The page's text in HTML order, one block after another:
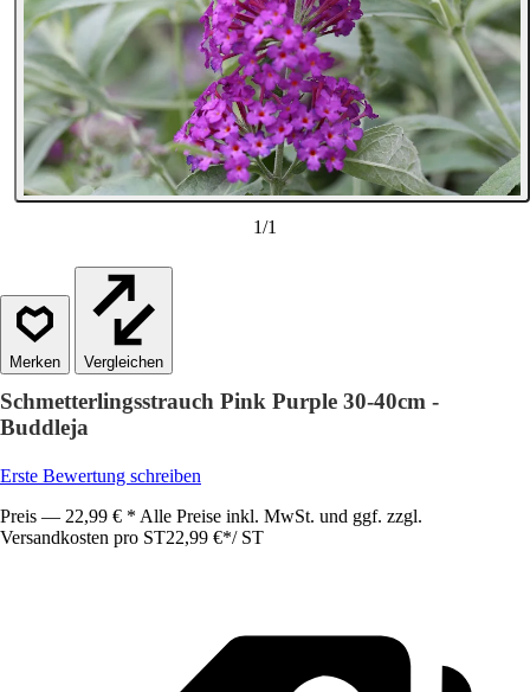
1/1
Vergleichen
Schmetterlingsstrauch Pink Purple 30-40cm -
Buddleja
Erste Bewertung schreiben
Preis — 22,99 € * Alle Preise inkl. MwSt. und ggf. zzgl.
Versandkosten pro ST22,99 €*/ ST